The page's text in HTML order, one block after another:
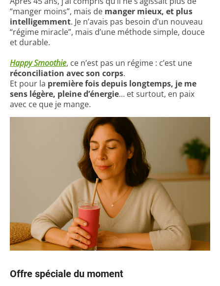
“manger moins”, mais de manger mieux, et plus
intelligemment. Je n’avais pas besoin d’un nouveau
“régime miracle”, mais d’une méthode simple, douce
et durable.
Happy Smoothie, ce n’est pas un régime : c’est une
réconciliation avec son corps.
Et pour la première fois depuis longtemps, je me
sens légère, pleine d’énergie… et surtout, en paix
avec ce que je mange.
Offre spéciale du moment